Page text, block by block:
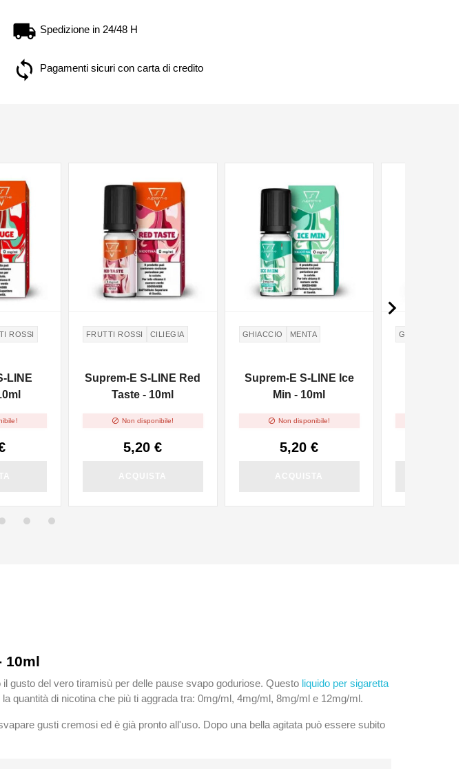
Spedizione in 24/48 H
Pagamenti sicuri con carta di credito
ROSSI
LINE
FRUTTI ROSSI CILIEGIA
Suprem-E S-LINE Red
Taste - 10ml
 Non disponibile!
5,20 €
GHIACCIO MENTA
Suprem-E S-LINE Ice
Min - 10ml
 Non disponibile!
5,20 €
GHIACCIO

10ml
gusto del vero tiramisù per delle pause svapo goduriose. Questo liquido per sigaretta
quantità di nicotina che più ti aggrada tra: 0mg/ml, 4mg/ml, 8mg/ml e 12mg/ml.
gusti cremosi ed è già pronto all'uso. Dopo una bella agitata può essere subito